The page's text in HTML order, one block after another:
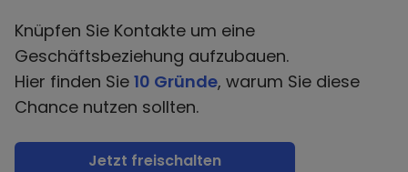
Knüpfen Sie Kontakte um eine
Geschäftsbeziehung aufzubauen.
Hier finden Sie 10 Gründe, warum Sie diese
Chance nutzen sollten.
Jetzt freischalten